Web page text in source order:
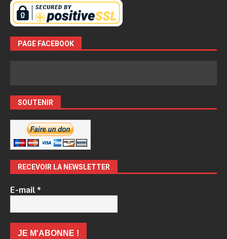
PAGE FACEBOOK
SOUTENIR
RECEVOIR LA NEWSLETTER
E-mail*